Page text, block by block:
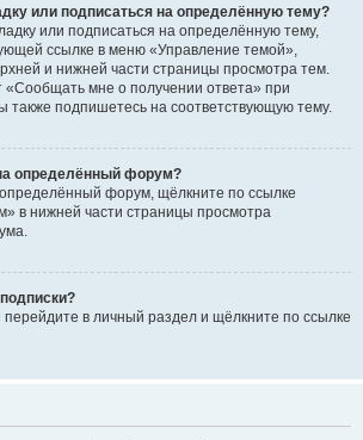
или подписаться на определённую тему?
или подписаться на определённую тему,
ссылке в меню «Управление темой»,
и нижней части страницы просмотра тем.
«Сообщать мне о получении ответа» при
также подпишетесь на соответствующую тему.
определённый форум?
форум, щёлкните по ссылке
в нижней части страницы просмотра
перейдите в личный раздел и щёлкните по ссылке